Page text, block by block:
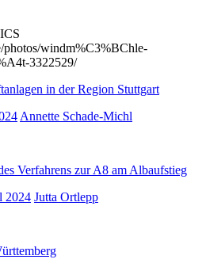
photos/windm%C3%BChle-
3322529/
in der Region Stuttgart
Annette Schade-Michl
Verfahrens zur A8 am Albaufstieg
2024 Jutta Ortlepp